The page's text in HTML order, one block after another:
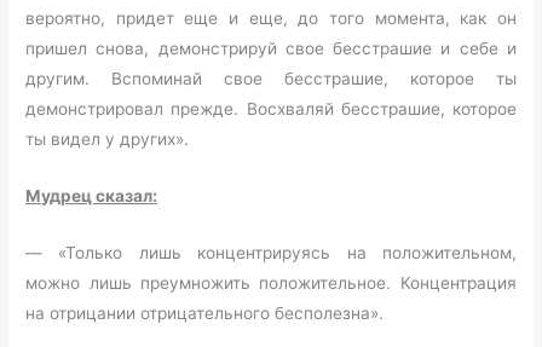
вероятно, придет еще и еще, до того момента, как он
пришел снова, демонстрируй свое бесстрашие и себе и
другим. Вспоминай свое бесстрашие, которое ты
демонстрировал прежде. Восхваляй бесстрашие, которое
ты видел у других».
Мудрец сказал:
— «Только лишь концентрируясь на положительном,
можно лишь преумножить положительное. Концентрация
на отрицании отрицательного бесполезна».